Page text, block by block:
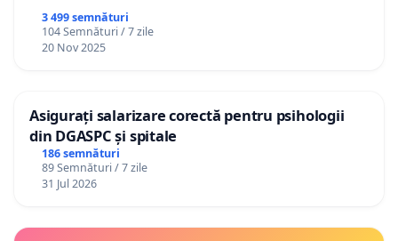
3 499 semnături
104 Semnături / 7 zile
20 Nov 2025
Asigurați salarizare corectă pentru psihologii
din DGASPC și spitale
186 semnături
89 Semnături / 7 zile
31 Jul 2026